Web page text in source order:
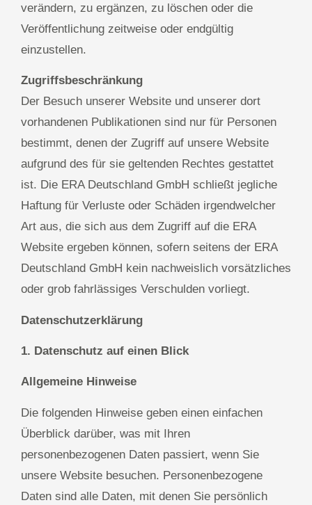
verändern, zu ergänzen, zu löschen oder die
Veröffentlichung zeitweise oder endgültig
einzustellen.
Zugriffsbeschränkung
Der Besuch unserer Website und unserer dort
vorhandenen Publikationen sind nur für Personen
bestimmt, denen der Zugriff auf unsere Website
aufgrund des für sie geltenden Rechtes gestattet
ist. Die ERA Deutschland GmbH schließt jegliche
Haftung für Verluste oder Schäden irgendwelcher
Art aus, die sich aus dem Zugriff auf die ERA
Website ergeben können, sofern seitens der ERA
Deutschland GmbH kein nachweislich vorsätzliches
oder grob fahrlässiges Verschulden vorliegt.
Datenschutzerklärung
1. Datenschutz auf einen Blick
Allgemeine Hinweise
Die folgenden Hinweise geben einen einfachen
Überblick darüber, was mit Ihren
personenbezogenen Daten passiert, wenn Sie
unsere Website besuchen. Personenbezogene
Daten sind alle Daten, mit denen Sie persönlich